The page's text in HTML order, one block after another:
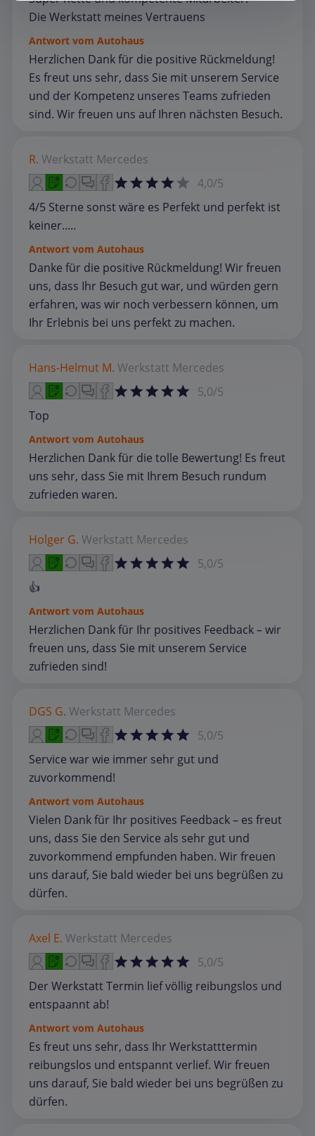
Die Werkstatt meines Vertrauens
Antwort vom Autohaus
Herzlichen Dank für die positive Rückmeldung!
Es freut uns sehr, dass Sie mit unserem Service
und der Kompetenz unseres Teams zufrieden
sind. Wir freuen uns auf Ihren nächsten Besuch.
R. Werkstatt Mercedes
4,0/5
4/5 Sterne sonst wäre es Perfekt und perfekt ist
keiner.....
Antwort vom Autohaus
Danke für die positive Rückmeldung! Wir freuen
uns, dass Ihr Besuch gut war, und würden gern
erfahren, was wir noch verbessern können, um
Ihr Erlebnis bei uns perfekt zu machen.
Hans-Helmut M. Werkstatt Mercedes
5,0/5
Top
Antwort vom Autohaus
Herzlichen Dank für die tolle Bewertung! Es freut
uns sehr, dass Sie mit Ihrem Besuch rundum
zufrieden waren.
Holger G. Werkstatt Mercedes
5,0/5
👍
Antwort vom Autohaus
Herzlichen Dank für Ihr positives Feedback – wir
freuen uns, dass Sie mit unserem Service
zufrieden sind!
DGS G. Werkstatt Mercedes
5,0/5
Service war wie immer sehr gut und
zuvorkommend!
Antwort vom Autohaus
Vielen Dank für Ihr positives Feedback – es freut
uns, dass Sie den Service als sehr gut und
zuvorkommend empfunden haben. Wir freuen
uns darauf, Sie bald wieder bei uns begrüßen zu
dürfen.
Axel E. Werkstatt Mercedes
5,0/5
Der Werkstatt Termin lief völlig reibungslos und
entspaannt ab!
Antwort vom Autohaus
Es freut uns sehr, dass Ihr Werkstatttermin
reibungslos und entspannt verlief. Wir freuen
uns darauf, Sie bald wieder bei uns begrüßen zu
dürfen.